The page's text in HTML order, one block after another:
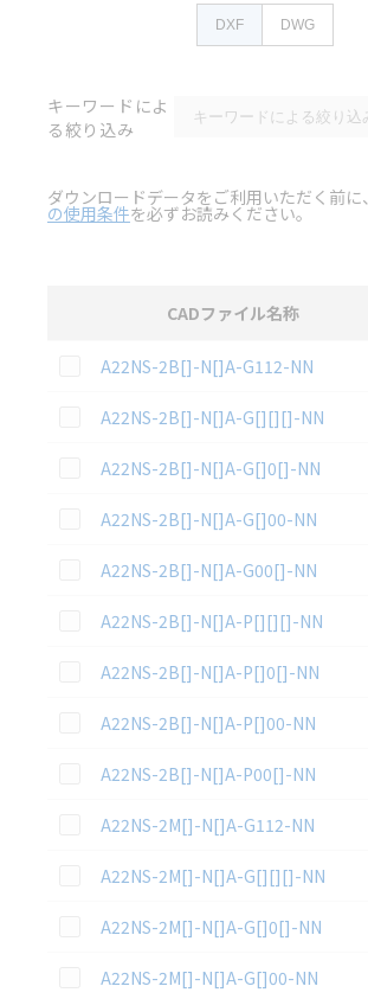
DXF DWG
キーワードによ
る絞り込み
ダウンロードデータをご利用いただく前に、
の使用条件を必ずお読みください。
CADファイル名称
この資料を選択
A22NS-2B[]-N[]A-G112-NN
この資料を選択
A22NS-2B[]-N[]A-G[][][]-NN
この資料を選択
A22NS-2B[]-N[]A-G[]0[]-NN
この資料を選択
A22NS-2B[]-N[]A-G[]00-NN
この資料を選択
A22NS-2B[]-N[]A-G00[]-NN
この資料を選択
A22NS-2B[]-N[]A-P[][][]-NN
この資料を選択
A22NS-2B[]-N[]A-P[]0[]-NN
この資料を選択
A22NS-2B[]-N[]A-P[]00-NN
この資料を選択
A22NS-2B[]-N[]A-P00[]-NN
この資料を選択
A22NS-2M[]-N[]A-G112-NN
この資料を選択
A22NS-2M[]-N[]A-G[][][]-NN
この資料を選択
A22NS-2M[]-N[]A-G[]0[]-NN
この資料を選択
A22NS-2M[]-N[]A-G[]00-NN